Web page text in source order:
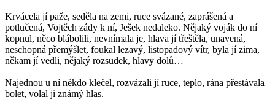
Krvácela jí paže, seděla na zemi, ruce svázané, zaprášená a
potlučená, Vojtěch zády k ní, Ješek nedaleko. Nějaký voják do ní
kopnul, něco blábolili, nevnímala je, hlava jí třeštěla, unavená,
neschopná přemýšlet, foukal lezavý, listopadový vítr, byla jí zima,
někam jí vedli, nějaký rozsudek, hlavy dolů…
Najednou u ní někdo klečel, rozvázali jí ruce, teplo, rána přestávala
bolet, volal ji známý hlas.